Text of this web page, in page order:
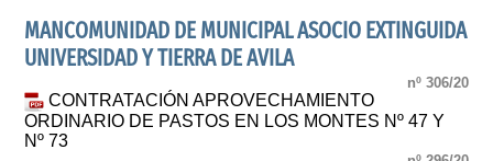
MANCOMUNIDAD DE MUNICIPAL ASOCIO EXTINGUIDA
UNIVERSIDAD Y TIERRA DE AVILA
nº 306/20
CONTRATACIÓN APROVECHAMIENTO
ORDINARIO DE PASTOS EN LOS MONTES Nº 47 Y
Nº 73